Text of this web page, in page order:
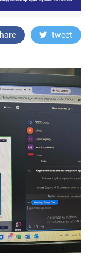
tweet